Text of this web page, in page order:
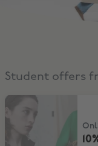
Student offers
10% Rabatt